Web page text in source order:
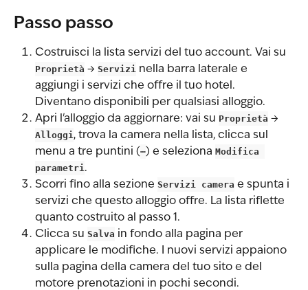
Passo passo
Costruisci la lista servizi del tuo account. Vai su
Proprietà → Servizi nella barra laterale e
aggiungi i servizi che offre il tuo hotel.
Diventano disponibili per qualsiasi alloggio.
Apri l'alloggio da aggiornare: vai su Proprietà →
Alloggi , trova la camera nella lista, clicca sul
menu a tre puntini (⋯) e seleziona Modifica
parametri .
Scorri fino alla sezione Servizi camera e spunta i
servizi che questo alloggio offre. La lista riflette
quanto costruito al passo 1.
Clicca su Salva in fondo alla pagina per
applicare le modifiche. I nuovi servizi appaiono
sulla pagina della camera del tuo sito e del
motore prenotazioni in pochi secondi.